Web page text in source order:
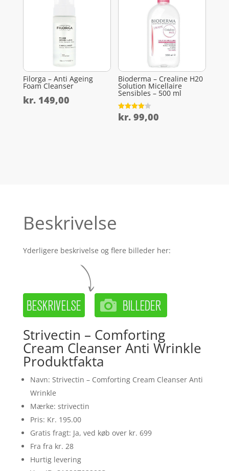
Filorga – Anti Ageing
Foam Cleanser
kr.149,00
Bioderma – Crealine H20
Solution Micellaire
Sensibles – 500 ml
Vurderet
4
kr. 99,00
Beskrivelse
Yderligere beskrivelse og flere billeder her:
Strivectin – Comforting
Cream Cleanser Anti Wrinkle
Produktfakta
Navn: Strivectin – Comforting Cream Cleanser Anti
Wrinkle
Mærke: strivectin
Pris: Kr. 195.00
Gratis fragt: Ja, ved køb over kr. 699
Fra fra kr. 28
Hurtig levering